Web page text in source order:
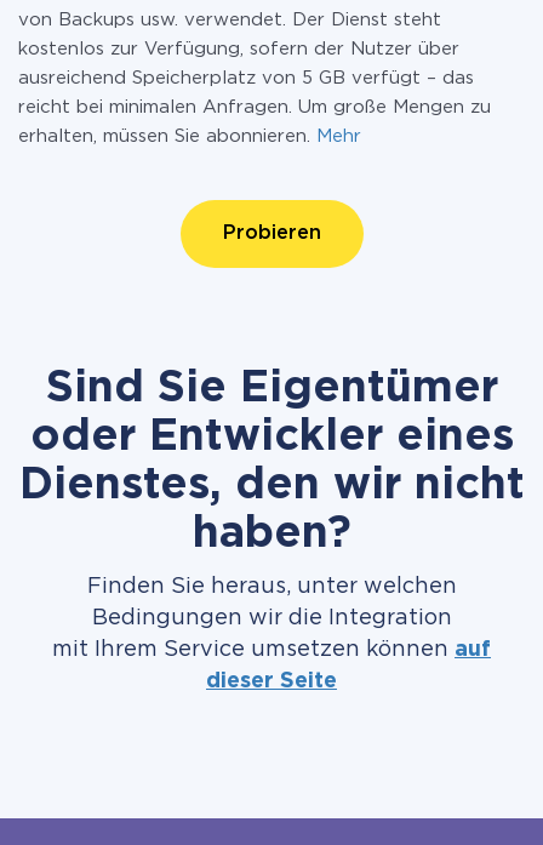
von Backups usw. verwendet. Der Dienst steht
kostenlos zur Verfügung, sofern der Nutzer über
ausreichend Speicherplatz von 5 GB verfügt – das
reicht bei minimalen Anfragen. Um große Mengen zu
erhalten, müssen Sie abonnieren.
Mehr
Probieren
Sind Sie Eigentümer
oder Entwickler eines
Dienstes, den wir nicht
haben?
Finden Sie heraus, unter welchen
Bedingungen wir die Integration
mit Ihrem Service umsetzen können auf
dieser Seite